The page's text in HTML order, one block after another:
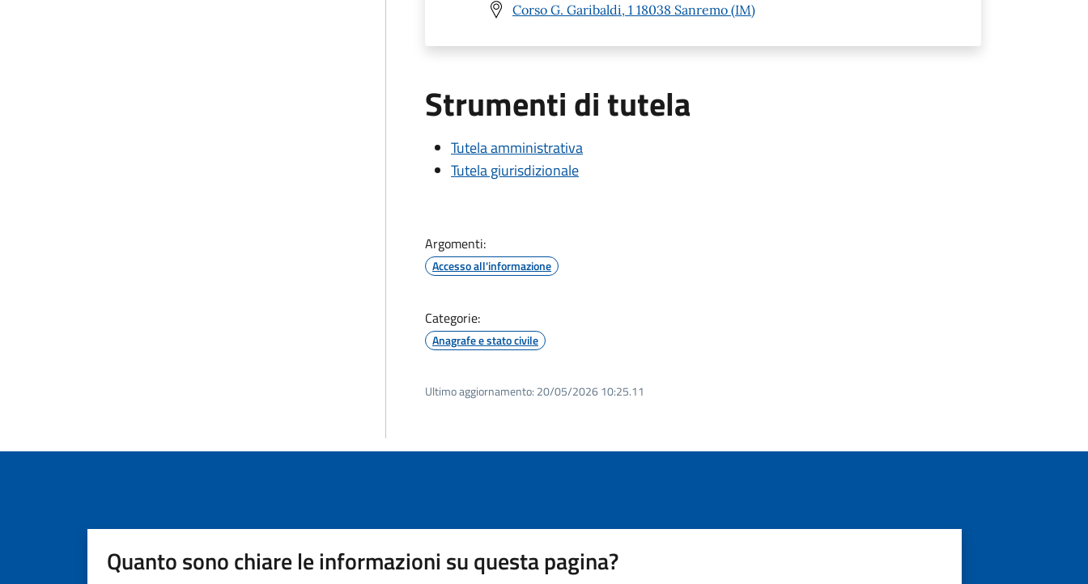
Corso G. Garibaldi, 1 18038 Sanremo (IM)
Strumenti di tutela
Tutela amministrativa
Tutela giurisdizionale
Argomenti:
Accesso all'informazione
Categorie:
Anagrafe e stato civile
Ultimo aggiornamento: 20/05/2026 10:25.11
Quanto sono chiare le informazioni su questa pagina?